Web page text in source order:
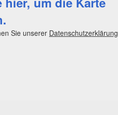
Sie unserer Datenschutzerklärung